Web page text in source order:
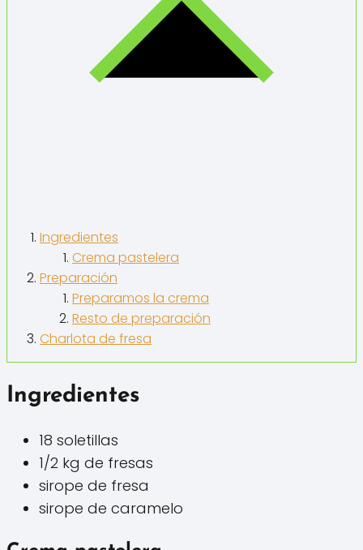
Ingredientes
Crema pastelera
Preparación
Preparamos la crema
Resto de preparación
Charlota de fresa
Ingredientes
18 soletillas
1/2 kg de fresas
sirope de fresa
sirope de caramelo